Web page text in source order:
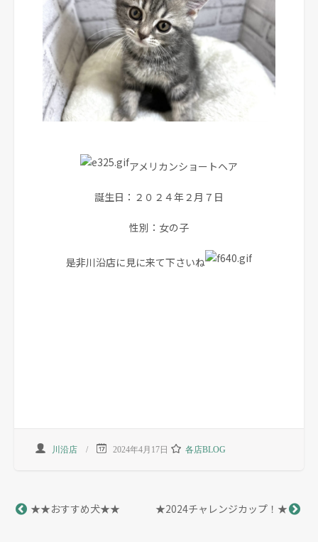
アメリカンショートヘア
誕生日：２０２４年２月７日
性別：女の子
是非川沿店に見に来て下さいね
川沿店 2024年4月17日 各店BLOG
★★おすすめ犬★★ ★2024チャレンジカップ！★